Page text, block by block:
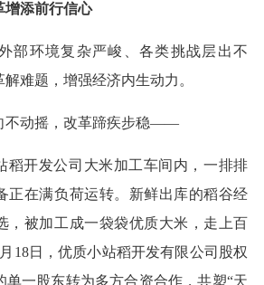
增添前行信心
部环境复杂严峻、各类挑战层出不
难题，增强经济内生动力。
不动摇，改革蹄疾步稳——
稻开发公司大米加工车间内，一排排
正在满负荷运转。新鲜出库的稻谷经
，被加工成一袋袋优质大米，走上百
18日，优质小站稻开发有限公司股权
单一股东转为多方合资合作，共塑“天